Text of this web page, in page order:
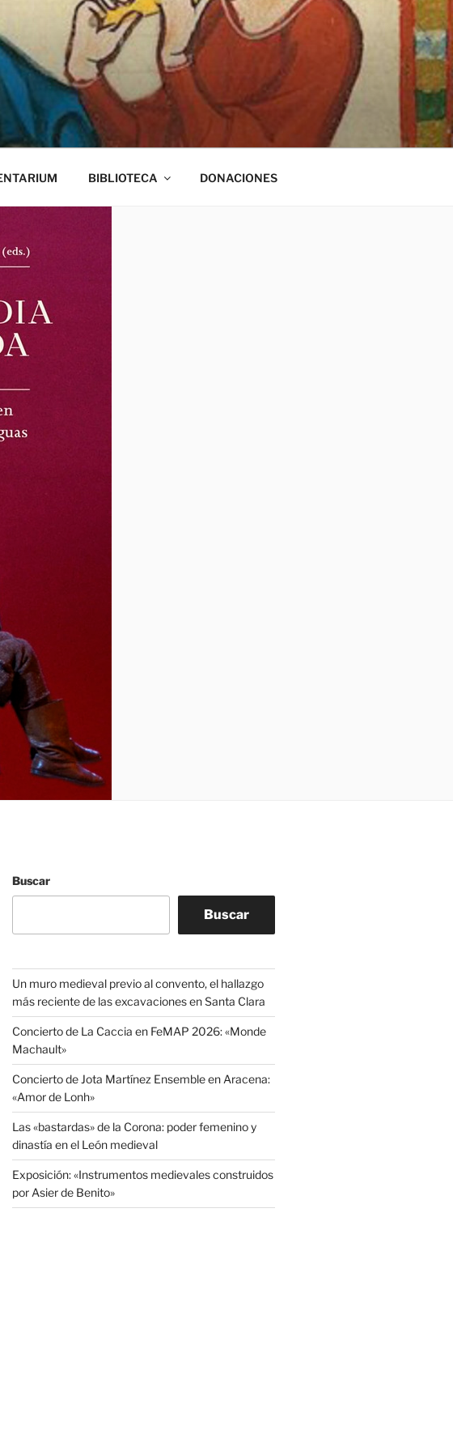
BIBLIOTECA DONACIONES
Buscar
Buscar
Un muro medieval previo al convento, el hallazgo
más reciente de las excavaciones en Santa Clara
Concierto de La Caccia en FeMAP 2026: «Monde
Machault»
Concierto de Jota Martínez Ensemble en Aracena:
«Amor de Lonh»
Las «bastardas» de la Corona: poder femenino y
dinastía en el León medieval
Exposición: «Instrumentos medievales construidos
por Asier de Benito»